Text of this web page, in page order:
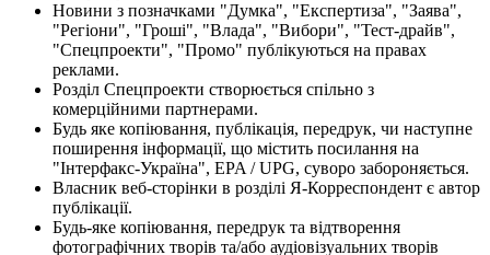
Новини з позначками "Думка", "Експертиза", "Заява",
"Регіони", "Гроші", "Влада", "Вибори", "Тест-драйв",
"Спецпроекти", "Промо" публікуються на правах
реклами.
Розділ Спецпроекти створюється спільно з
комерційними партнерами.
Будь яке копіювання, публікація, передрук, чи наступне
поширення інформації, що містить посилання на
"Інтерфакс-Україна", EPA / UPG, суворо забороняється.
Власник веб-сторінки в розділі Я-Корреспондент є автор
публікації.
Будь-яке копіювання, передрук та відтворення
фотографічних творів та/або аудіовізуальних творів